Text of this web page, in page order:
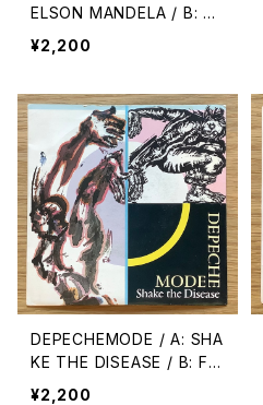
ELSON MANDELA / B: BR
EAK DOWN THE DOOR!
¥2,200
DEPECHEMODE / A: SHA
KE THE DISEASE / B: FL
EXIBLE
¥2,200